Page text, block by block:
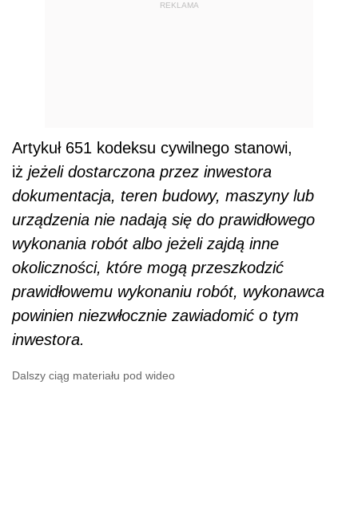
REKLAMA
Artykuł 651 kodeksu cywilnego stanowi,
iż jeżeli dostarczona przez inwestora
dokumentacja, teren budowy, maszyny lub
urządzenia nie nadają się do prawidłowego
wykonania robót albo jeżeli zajdą inne
okoliczności, które mogą przeszkodzić
prawidłowemu wykonaniu robót, wykonawca
powinien niezwłocznie zawiadomić o tym
inwestora.
Dalszy ciąg materiału pod wideo